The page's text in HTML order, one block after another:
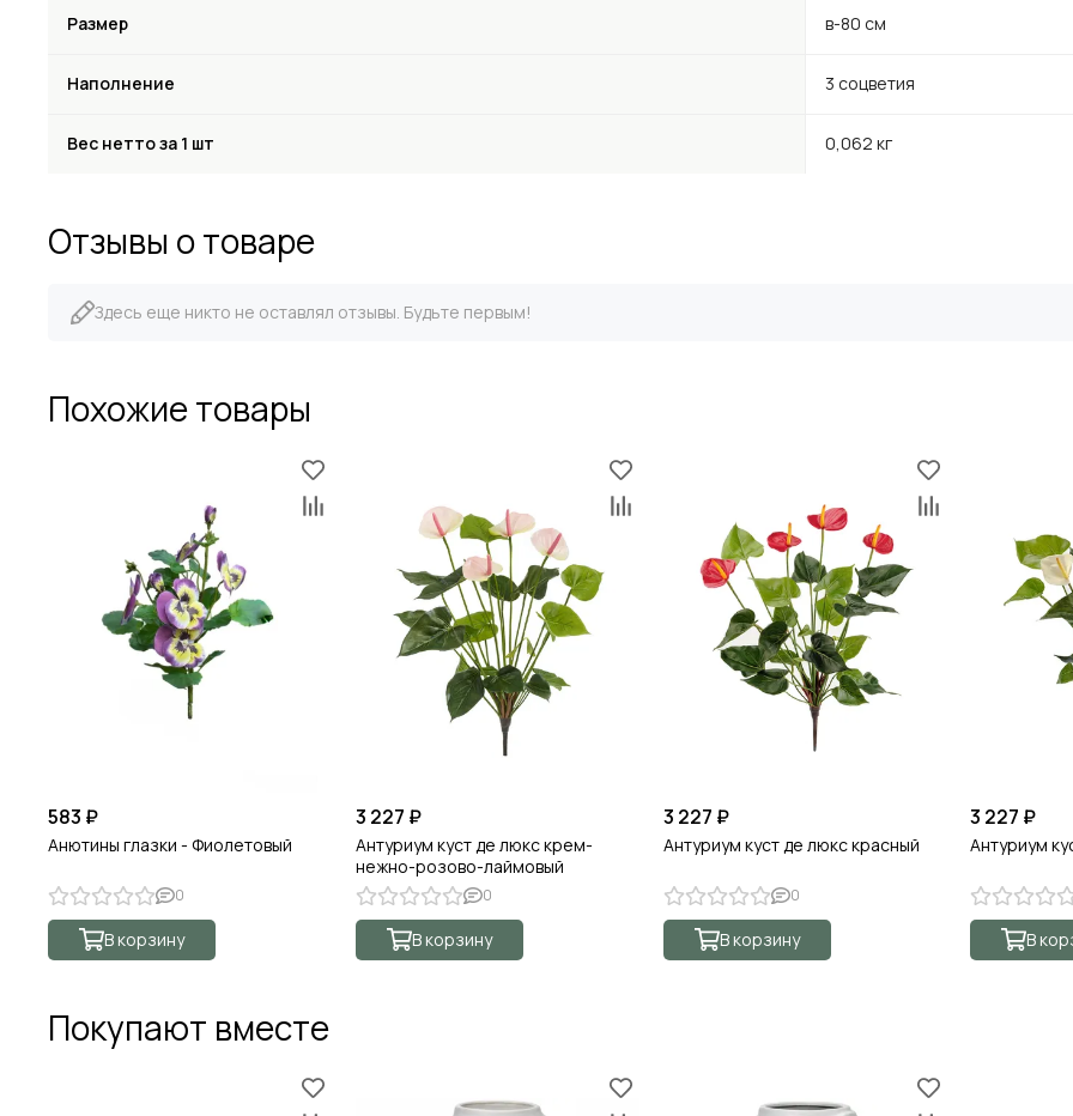
Размер в-80 см
Наполнение 3 соцветия
Вес нетто за 1 шт 0,062 кг
Отзывы о товаре
Здесь еще никто не оставлял отзывы. Будьте первым!
Похожие товары
583 ₽
Анютины глазки - Фиолетовый
0
В корзину
3 227 ₽
Антуриум куст де люкс крем-
нежно-розово-лаймовый
0
В корзину
3 227 ₽
Антуриум куст де люкс красный
0
В корзину
3 227 ₽
Антуриум
В
Покупают вместе